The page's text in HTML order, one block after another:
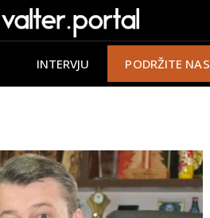
INTERVJU PODRŽITE NAS